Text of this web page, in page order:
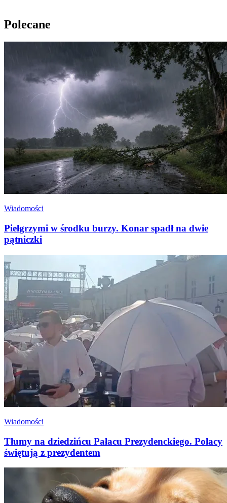
Polecane
Wiadomości
Pielgrzymi w środku burzy. Konar spadł na dwie
pątniczki
Wiadomości
Tłumy na dziedzińcu Pałacu Prezydenckiego. Polacy
świętują z prezydentem